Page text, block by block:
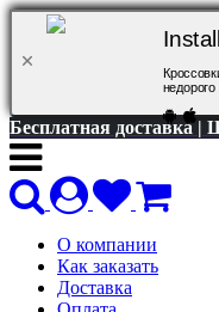
Бесплатная доставка |
О компании
Как заказать
Доставка